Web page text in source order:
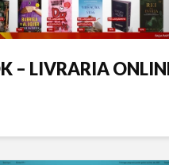
– LIVRARIA